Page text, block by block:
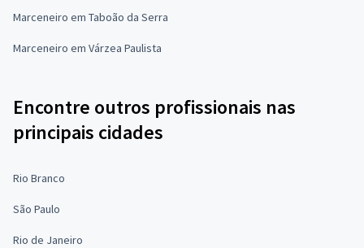
Marceneiro em Taboão da Serra
Marceneiro em Várzea Paulista
Encontre outros profissionais nas
principais cidades
Rio Branco
São Paulo
Rio de Janeiro